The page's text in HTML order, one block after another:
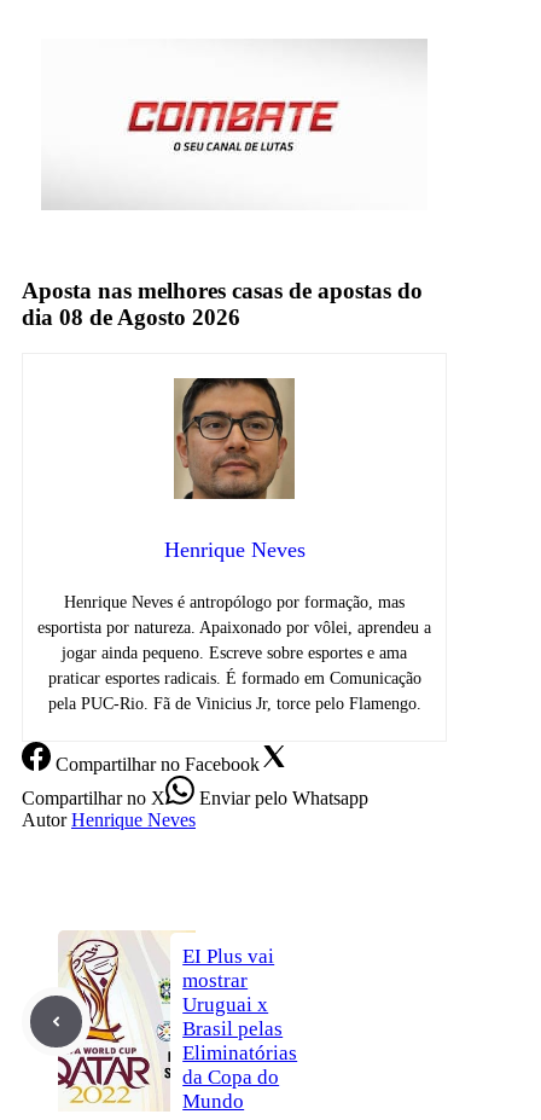
Aposta nas melhores casas de apostas do
dia 08 de Agosto 2026
Henrique Neves
Henrique Neves é antropólogo por formação, mas
esportista por natureza. Apaixonado por vôlei, aprendeu a
jogar ainda pequeno. Escreve sobre esportes e ama
praticar esportes radicais. É formado em Comunicação
pela PUC-Rio. Fã de Vinicius Jr, torce pelo Flamengo.
Compartilharno Facebook
Compartilharno X Enviarpelo Whatsapp
Autor Henrique Neves
EI Plus vai
mostrar
Uruguai x
Brasil pelas
Eliminatórias
da Copa do
Mundo